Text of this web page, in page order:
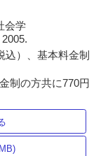
会学
込）、基本料金制
制の方共に770円